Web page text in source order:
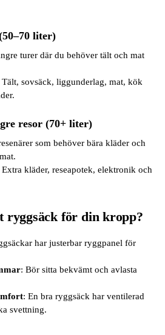
liter)
turer där du behöver tält och mat
sovsäck, liggunderlag, mat, kök
resor (70+ liter)
som behöver bära kläder och
kläder, reseapotek, elektronik och
för din kropp?
har justerbar ryggpanel för
: Bör sitta bekvämt och avlasta
: En bra ryggsäck har ventilerad
svettning.